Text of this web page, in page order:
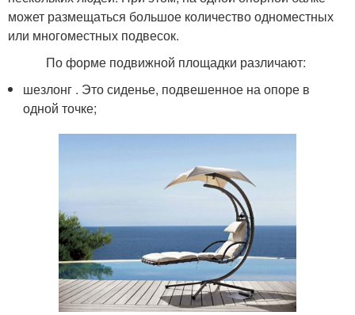
может размещаться большое количество одноместных
или многоместных подвесок.
По форме подвижной площадки различают:
шезлонг . Это сиденье, подвешенное на опоре в
одной точке;